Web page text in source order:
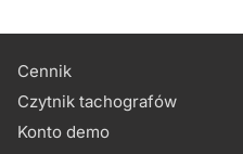
Cennik
Czytnik tachografów
Konto demo